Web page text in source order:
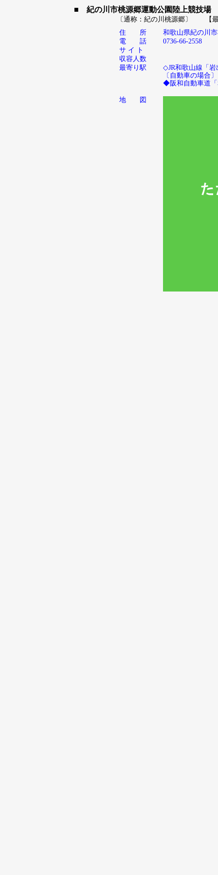
■ 紀の川市桃源郷運動公園陸上競技場
〔通称：紀の川桃源郷〕 【最短
住 所
和歌山県紀の川
電 話
0736-66-2558
サ イ ト
収容人数
最寄り駅
◇JR和歌山線「
〔自動車の場合〕
◆阪和自動車道「
地 図